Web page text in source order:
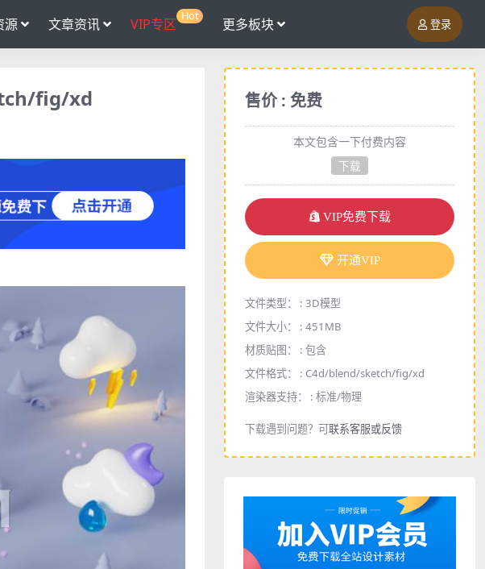
源 文章资讯 VIP专区 Hot 更多板块 登录
fig/xd 售价 : 免费
本文包含一下付费内容
下载
VIP免费下载
开通VIP
文件类型： : 3D模型
文件大小： : 451MB
材质贴图： : 包含
文件格式： : C4d/blend/sketch/fig/xd
渲染器支持： : 标准/物理
下载遇到问题？可联系客服或反馈